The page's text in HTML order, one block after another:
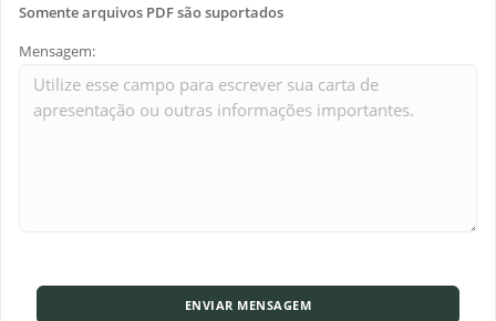
Somente arquivos PDF são suportados
Mensagem:
ENVIAR MENSAGEM